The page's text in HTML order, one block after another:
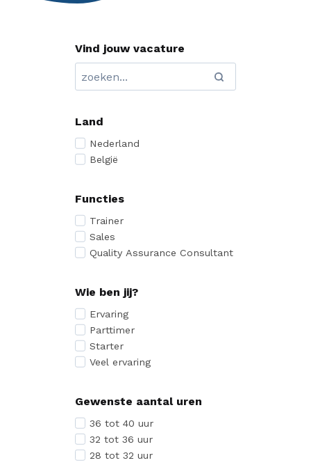
Vind jouw vacature
Land
Nederland
België
Functies
Trainer
Sales
Quality Assurance Consultant
Wie ben jij?
Ervaring
Parttimer
Starter
Veel ervaring
Gewenste aantal uren
36 tot 40 uur
32 tot 36 uur
28 tot 32 uur